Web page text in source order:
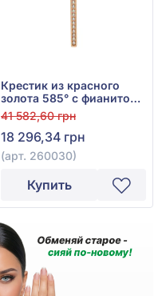
Крестик из красного
золота 585° с фианитом,
арт. 260030
41 582,60 грн
18 296,34 грн
(арт. 260030)
Купить